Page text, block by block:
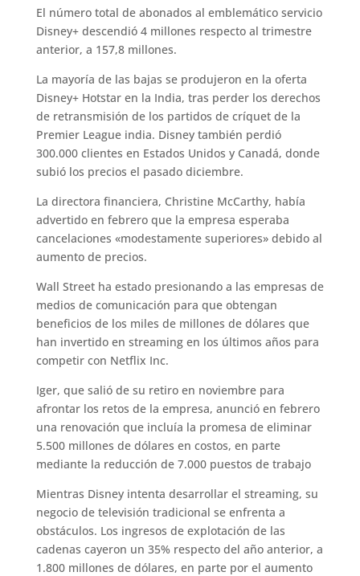
El número total de abonados al emblemático servicio
Disney+ descendió 4 millones respecto al trimestre
anterior, a 157,8 millones.
La mayoría de las bajas se produjeron en la oferta
Disney+ Hotstar en la India, tras perder los derechos
de retransmisión de los partidos de críquet de la
Premier League india. Disney también perdió
300.000 clientes en Estados Unidos y Canadá, donde
subió los precios el pasado diciembre.
La directora financiera, Christine McCarthy, había
advertido en febrero que la empresa esperaba
cancelaciones «modestamente superiores» debido al
aumento de precios.
Wall Street ha estado presionando a las empresas de
medios de comunicación para que obtengan
beneficios de los miles de millones de dólares que
han invertido en streaming en los últimos años para
competir con Netflix Inc.
Iger, que salió de su retiro en noviembre para
afrontar los retos de la empresa, anunció en febrero
una renovación que incluía la promesa de eliminar
5.500 millones de dólares en costos, en parte
mediante la reducción de 7.000 puestos de trabajo
Mientras Disney intenta desarrollar el streaming, su
negocio de televisión tradicional se enfrenta a
obstáculos. Los ingresos de explotación de las
cadenas cayeron un 35% respecto del año anterior, a
1.800 millones de dólares, en parte por el aumento